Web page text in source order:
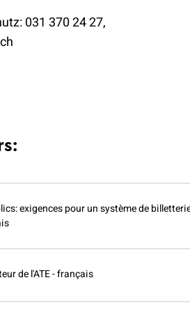
031 370 24 27,
exigences pour un système de
de l'ATE - français